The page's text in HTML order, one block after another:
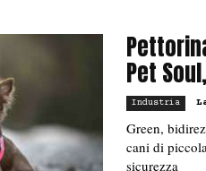
Pet
Industria
Green,
cani di
sicurezza